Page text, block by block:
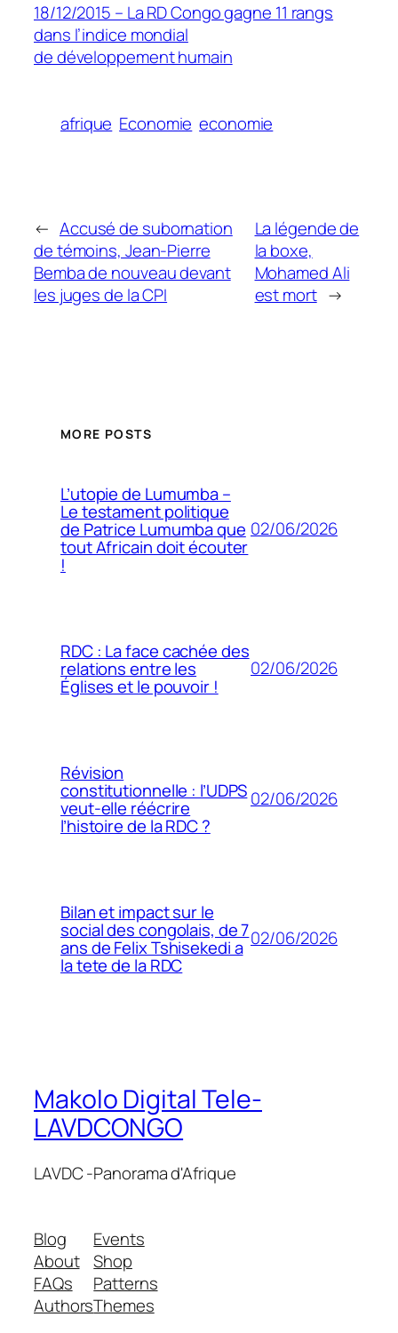
18/12/2015 – La RD Congo gagne 11 rangs
dans l’indice mondial
de développement humain
afrique Economie economie
← Accusé de subornation
de témoins, Jean-Pierre
Bemba de nouveau devant
les juges de la CPI
La légende de
la boxe,
Mohamed Ali
est mort →
MORE POSTS
L’utopie de Lumumba –
Le testament politique
de Patrice Lumumba que
tout Africain doit écouter
!
02/06/2026
RDC : La face cachée des
relations entre les
Églises et le pouvoir !
02/06/2026
Révision
constitutionnelle : l’UDPS
veut-elle réécrire
l’histoire de la RDC ?
02/06/2026
Bilan et impact sur le
social des congolais, de 7
ans de Felix Tshisekedi a
la tete de la RDC
02/06/2026
Makolo Digital Tele-
LAVDCONGO
LAVDC -Panorama d'Afrique
Blog
About
FAQs
Authors
Events
Shop
Patterns
Themes